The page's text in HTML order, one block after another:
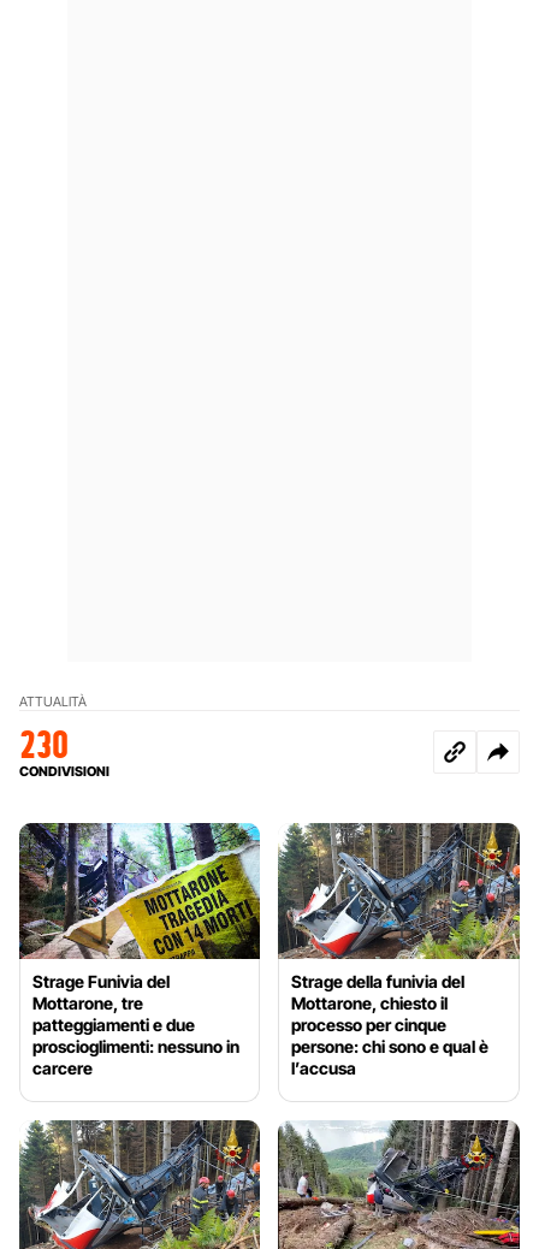
ATTUALITÀ
230
CONDIVISIONI
Strage Funivia del
Mottarone, tre
patteggiamenti e due
proscioglimenti: nessuno in
carcere
Strage della funivia del
Mottarone, chiesto il
processo per cinque
persone: chi sono e qual è
l’accusa